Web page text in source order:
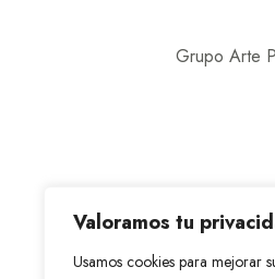
Valoramos tu
Usamos cookies para mejorar
Grupo Arte